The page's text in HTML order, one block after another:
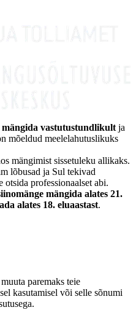
mängida vastutustundlikultja
mõeldud meelelahutuslikuks
mängimist sissetuleku allikaks.
lõbusad ja Sul tekivad
professionaalset abi.
mängida alates 21.
alates 18. eluaastast.
paremaks teie
kasutamisel või selle sõnumi